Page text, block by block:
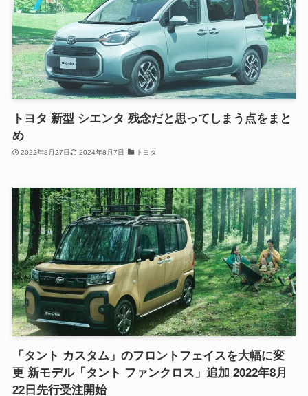
トヨタ 新型 シエンタ 残念だと思ってしまう点をまと
め
2022年8月27日 2024年8月7日 トヨタ
「タント カスタム」のフロントフェイスを大幅に変
更 新モデル「タント ファンクロス」追加 2022年8月
22日先行受注開始